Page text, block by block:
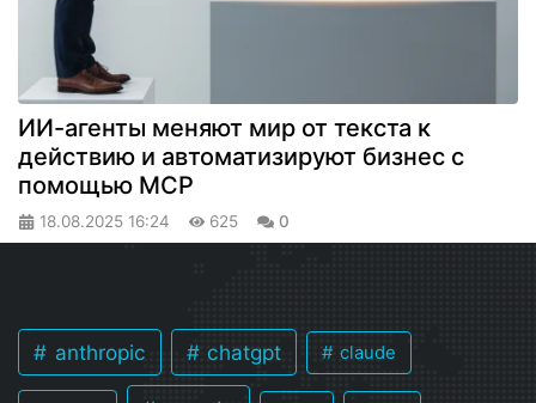
ИИ-агенты меняют мир от текста к
действию и автоматизируют бизнес с
помощью MCP
18.08.2025 16:24 625 0
anthropic chatgpt claude